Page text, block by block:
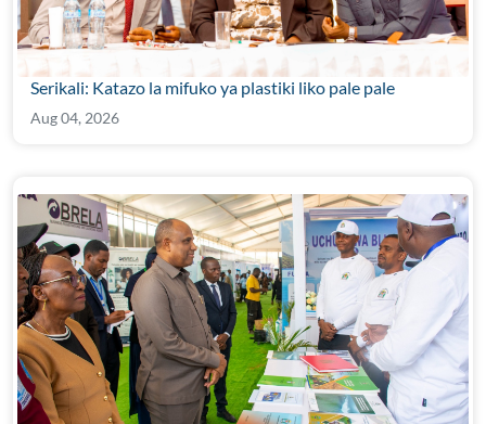
Serikali: Katazo la mifuko ya plastiki liko pale pale
Aug 04, 2026